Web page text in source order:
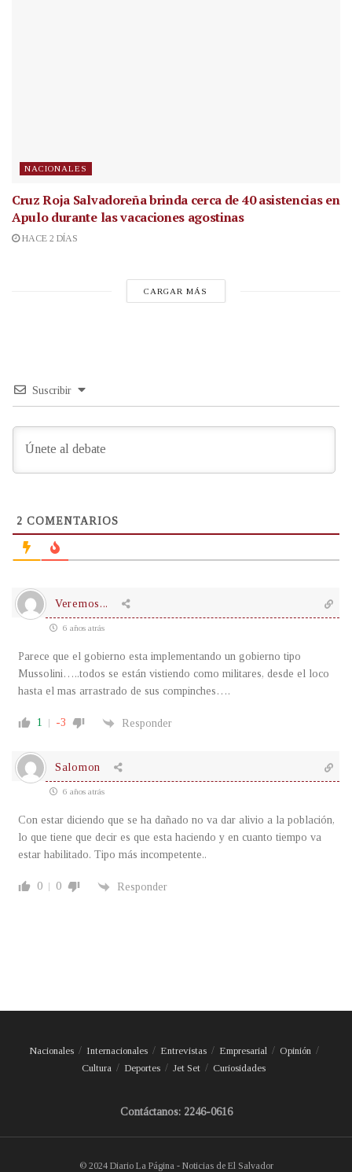
NACIONALES
Cruz Roja Salvadoreña brinda cerca de 40 asistencias en
Apulo durante las vacaciones agostinas
HACE 2 DÍAS
CARGAR MÁS
Suscribir
2 COMENTARIOS
Veremos...
6 años atrás
Parece que el gobierno esta implementando un gobierno tipo
Mussolini…..todos se están vistiendo como militares, desde el loco
hasta el mas arrastrado de sus compinches….
1 -3 Responder
Salomon
6 años atrás
Con estar diciendo que se ha dañado no va dar alivio a la población,
lo que tiene que decir es que esta haciendo y en cuanto tiempo va
estar habilitado. Tipo más incompetente..
0 0 Responder
Nacionales Internacionales Entrevistas Empresarial
Opinión
Cultura
Deportes Jet Set Curiosidades
Contáctanos: 2246-0616
© 2024 Diario La Página - Noticias de El Salvador